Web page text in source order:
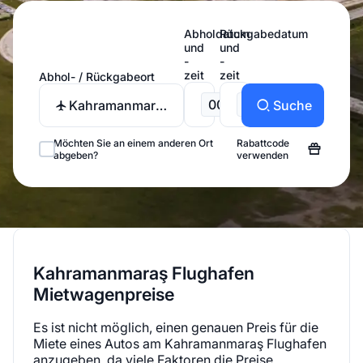
Abhol- / Rückgabeort
Kahramanmaras
Abholdatum
und
-
zeit
00:00
Rückgabedatum
und
-
zeit
00:00Suche
Möchten Sie an einem anderen Ort
abgeben?
Rabattcode
verwenden
Kahramanmaraş Flughafen
Mietwagenpreise
Es ist nicht möglich, einen genauen Preis für die
Miete eines Autos am Kahramanmaraş Flughafen
anzugeben, da viele Faktoren die Preise